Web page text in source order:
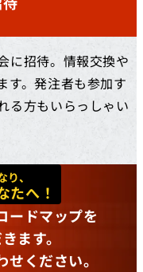
に招待。情報交換や
す。発注者も参加す
る方もいらっしゃい
り、
たへ！
ードマップを
ます。
ください。